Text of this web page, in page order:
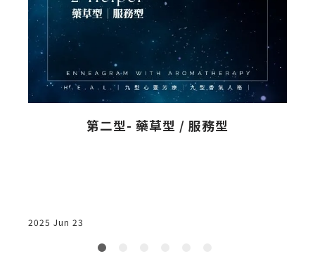
第二型- 藥草型 / 服務型
2025 Jun 23